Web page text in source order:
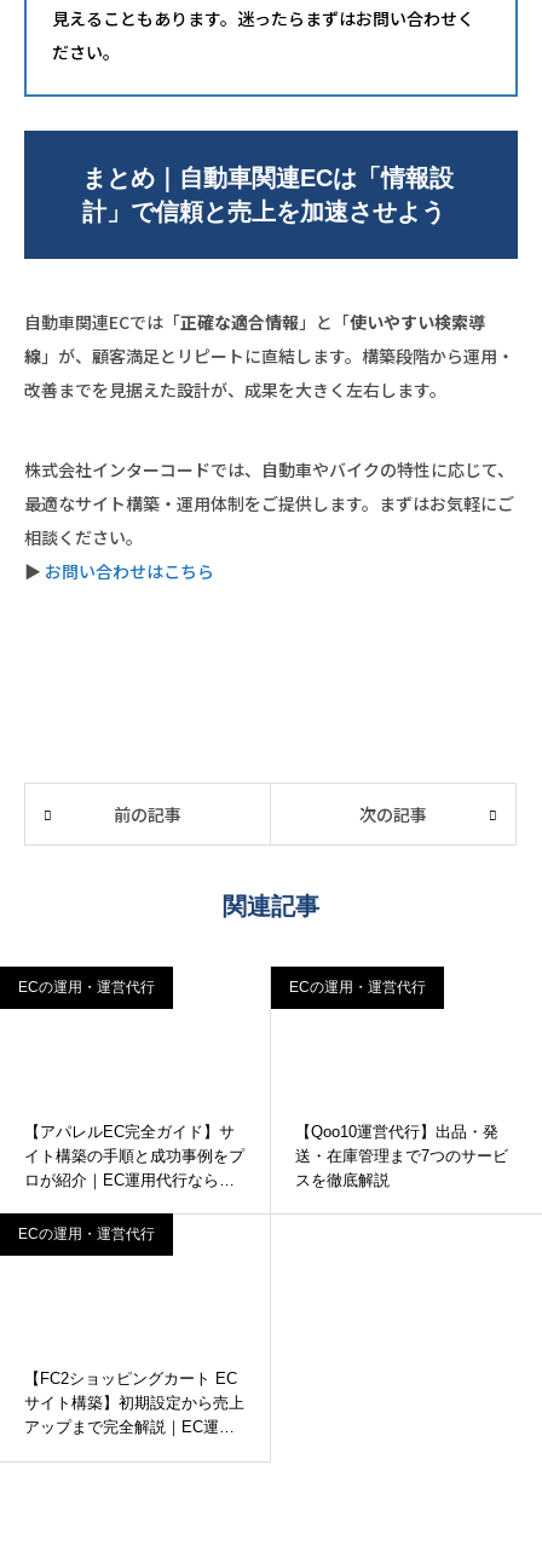
見えることもあります。迷ったらまずはお問い合わせく
ださい。
まとめ｜自動車関連ECは「情報設
計」で信頼と売上を加速させよう
自動車関連ECでは「正確な適合情報」と「使いやすい検索導
線」が、顧客満足とリピートに直結します。構築段階から運用・
改善までを見据えた設計が、成果を大きく左右します。
株式会社インターコードでは、自動車やバイクの特性に応じて、
最適なサイト構築・運用体制をご提供します。まずはお気軽にご
相談ください。
▶︎ お問い合わせはこちら
前の記事 次の記事
関連記事
ECの運用・運営代行
【アパレルEC完全ガイド】サ
イト構築の手順と成功事例をプ
ロが紹介｜EC運用代行なら株
ECの運用・運営代行
【Qoo10運営代行】出品・発
送・在庫管理まで7つのサービ
スを徹底解説
ECの運用・運営代行
【FC2ショッピングカート EC
サイト構築】初期設定から売上
アップまで完全解説｜EC運用